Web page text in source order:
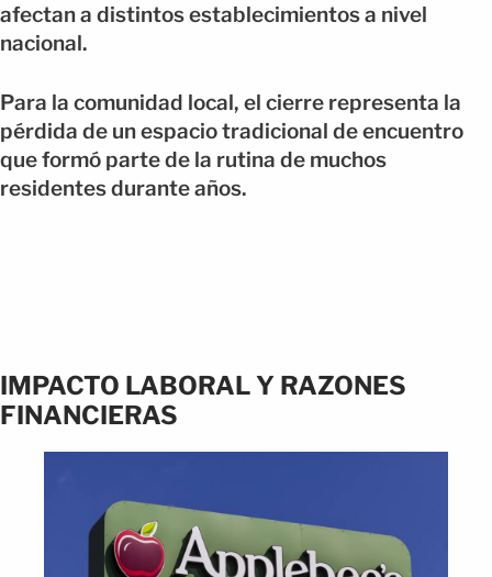
afectan a distintos establecimientos a nivel
nacional.
Para la comunidad local, el cierre representa la
pérdida de un espacio tradicional de encuentro
que formó parte de la rutina de muchos
residentes durante años.
IMPACTO LABORAL Y RAZONES
FINANCIERAS